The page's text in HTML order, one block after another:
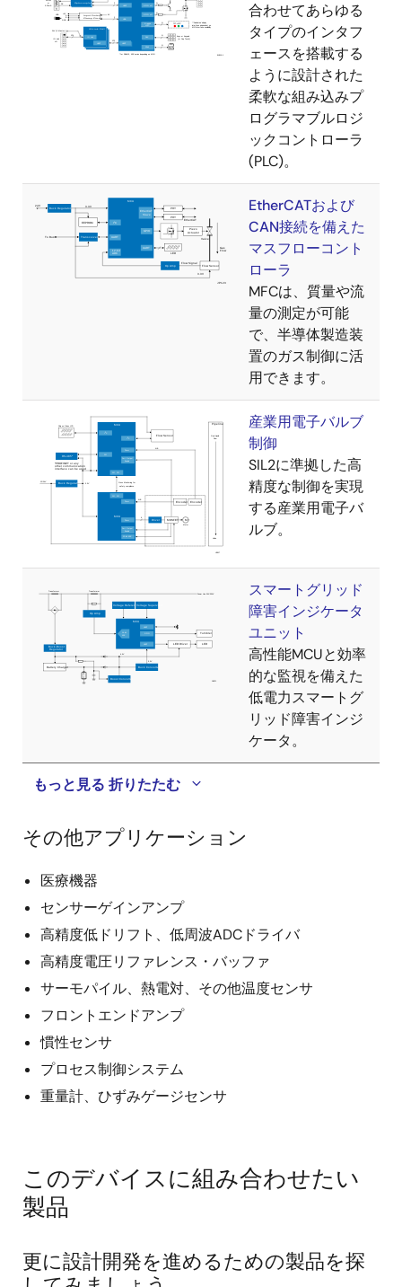
合わせてあらゆる
タイプのインタフ
ェースを搭載する
ように設計された
柔軟な組み込みプ
ログラマブルロジ
ックコントローラ
(PLC)。
EtherCATおよび
CAN接続を備えた
マスフローコント
ローラ
MFCは、質量や流
量の測定が可能
で、半導体製造装
置のガス制御に活
用できます。
産業用電子バルブ
制御
SIL2に準拠した高
精度な制御を実現
する産業用電子バ
ルブ。
スマートグリッド
障害インジケータ
ユニット
高性能MCUと効率
的な監視を備えた
低電力スマートグ
リッド障害インジ
ケータ。
もっと見る 折りたたむ
その他アプリケーション
医療機器
センサーゲインアンプ
高精度低ドリフト、低周波ADCドライバ
高精度電圧リファレンス・バッファ
サーモパイル、熱電対、その他温度センサ
フロントエンドアンプ
慣性センサ
プロセス制御システム
重量計、ひずみゲージセンサ
このデバイスに組み合わせたい
製品
更に設計開発を進めるための製品を探